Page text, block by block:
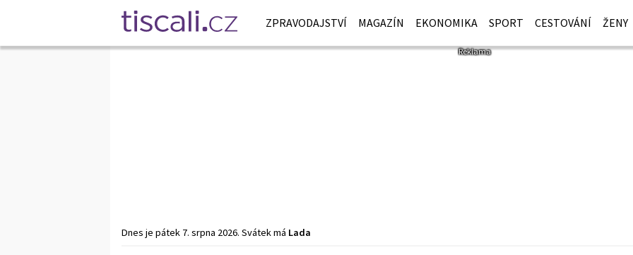
ZPRAVODAJSTVÍ MAGAZÍN EKONOMIKA SPORT CESTOVÁNÍ ŽENY
Dnes je pátek 7. srpna 2026. Svátek má Lada